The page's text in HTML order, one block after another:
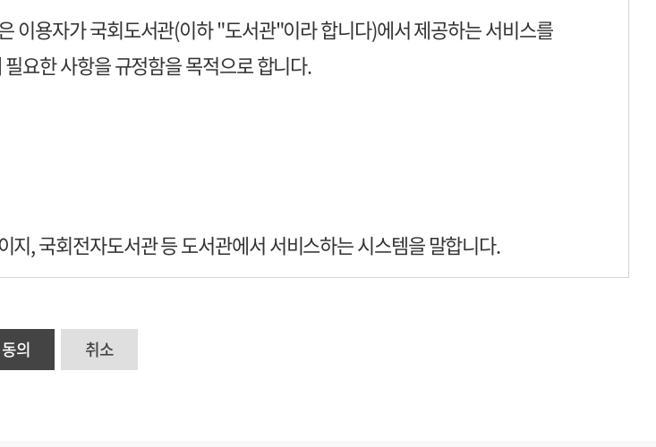
용자가 국회도서관(이하 "도서관"이라 합니다)에서 제공하는 서비스를
요한 사항을 규정함을 목적으로 합니다.
, 국회전자도서관 등 도서관에서 서비스하는 시스템을 말합니다.
제공하는 서비스를 이용하는 회원 및 비회원을 말합니다.
을 한 이용자로서 도서관에서 제공하는 자료와 서비스를 이용할 수 있는
동의
취소